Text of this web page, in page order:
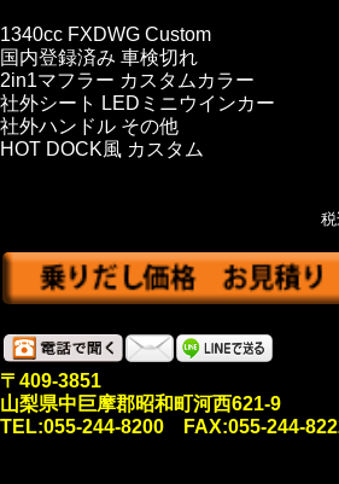
1340cc FXDWG Custom
国内登録済み 車検切れ
2in1マフラー カスタムカラー
社外シート LEDミニウインカー
社外ハンドル その他
HOT DOCK風 カスタム
〒409-3851
山梨県中巨摩郡昭和町河西621-9
TEL:055-244-8200 FAX:055-244-